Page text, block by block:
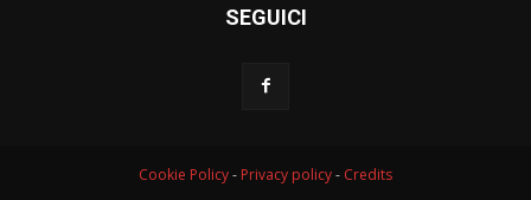
SEGUICI
Cookie Policy- Privacy policy- Credits